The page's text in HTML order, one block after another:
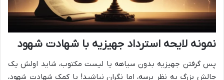
نمونه لایحه استرداد جهیزیه با شهادت شهود
پس گرفتن جهیزیه بدون سیاهه یا لیست مکتوب، شاید اولش یک
چالش بزرگ به نظر برسه، اما نگران نباشید! با کمک شهادت شهود،